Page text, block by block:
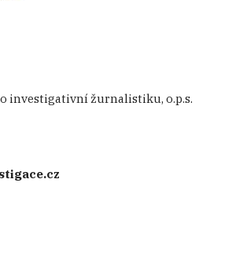
investigativní žurnalistiku, o.p.s.